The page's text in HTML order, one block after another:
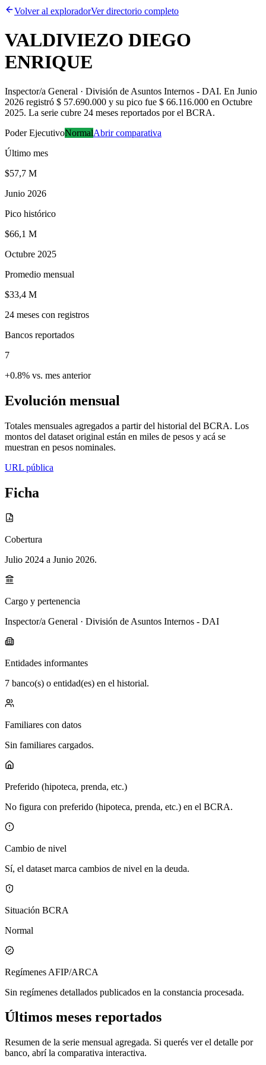
Volver al exploradorVer directorio completo
VALDIVIEZO DIEGO
ENRIQUE
Inspector/a General · División de Asuntos Internos - DAI. En Junio
2026 registró $ 57.690.000 y su pico fue $ 66.116.000 en Octubre
2025. La serie cubre 24 meses reportados por el BCRA.
Poder EjecutivoNormalAbrir comparativa
Último mes
$57,7 M
Junio 2026
Pico histórico
$66,1 M
Octubre 2025
Promedio mensual
$33,4 M
24 meses con registros
Bancos reportados
7
+0.8% vs. mes anterior
Evolución mensual
Totales mensuales agregados a partir del historial del BCRA. Los
montos del dataset original están en miles de pesos y acá se
muestran en pesos nominales.
URL pública
Ficha
Cobertura
Julio 2024 a Junio 2026.
Cargo y pertenencia
Inspector/a General · División de Asuntos Internos - DAI
Entidades informantes
7 banco(s) o entidad(es) en el historial.
Familiares con datos
Sin familiares cargados.
Preferido (hipoteca, prenda, etc.)
No figura con preferido (hipoteca, prenda, etc.) en el BCRA.
Cambio de nivel
Sí, el dataset marca cambios de nivel en la deuda.
Situación BCRA
Normal
Regímenes AFIP/ARCA
Sin regímenes detallados publicados en la constancia procesada.
Últimos meses reportados
Resumen de la serie mensual agregada. Si querés ver el detalle por
banco, abrí la comparativa interactiva.